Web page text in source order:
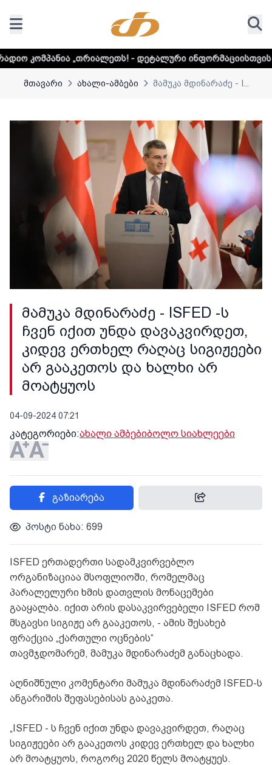
- დეტალური ინფორმაციისთვის დააკლიკეთ
მთავარი ახალი-ამბები მამუკა მდინარაძე - I...
მამუკა მდინარაძე - ISFED -ს
ჩვენ იქით უნდა დავაკვირდეთ,
კიდევ ერთხელ რაღაც სიგიჟეები
არ გააკეთოს და ხალხი არ
მოატყუოს
04-09-2024 07:21
კატეგორიები:ახალი ამბებიბოლო სიახლეები
გაზიარება
პოსტი ნახა: 699
ISFED ერთადერთი სადამკვირვებლო
ორგანიზაციაა მსოფლიოში, რომელმაც
პარალელური ხმის დათვლის მონაცემები
გააყალბა. იქით არის დასაკვირვებელი ISFED რომ
მსგავსი სიგიჟე არ გააკეთოს, - ამის შესახებ
ფრაქცია „ქართული ოცნების“
თავმჯდომარემ, მამუკა მდინარაძემ განაცხადა.
აღნიშნული კომენტარი მამუკა მდინარაძემ ISFED-ს
ანგარიშის შეფასებისას გააკეთა.
„ISFED - ს ჩვენ იქით უნდა დავაკვირდეთ, რაღაც
სიგიჟეები არ გააკეთოს კიდევ ერთხელ და ხალხი
არ მოატყუოს, როგორც 2020 წელს მოატყუეს.